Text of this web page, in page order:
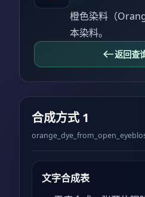
橙色染料（
本染料。
返回查
合成方式 1
文字合成表